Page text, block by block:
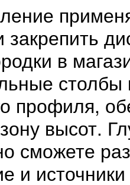
закрепить
в
столбы
профиля,
высот.
сможете
и